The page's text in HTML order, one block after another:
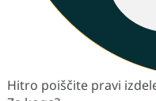
Hitro poiščite pravi